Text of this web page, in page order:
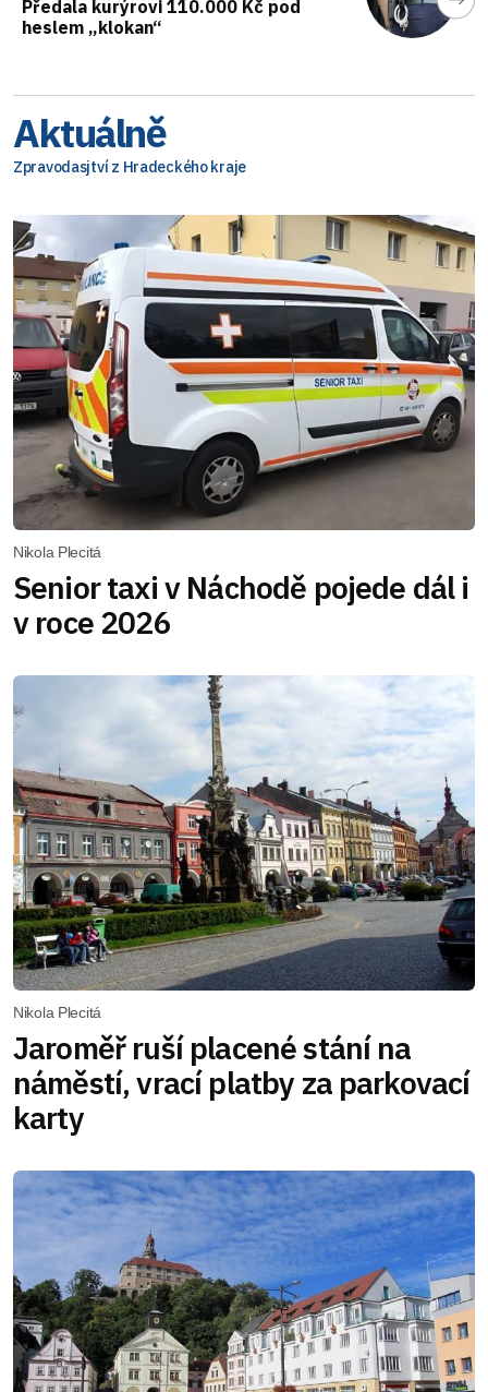
Předala kurýrovi 110.000 Kč pod
heslem „klokan“
Aktuálně
Zpravodasjtví z Hradeckého kraje
Nikola Plecitá
Senior taxi v Náchodě pojede dál i
v roce 2026
Nikola Plecitá
Jaroměř ruší placené stání na
náměstí, vrací platby za parkovací
karty